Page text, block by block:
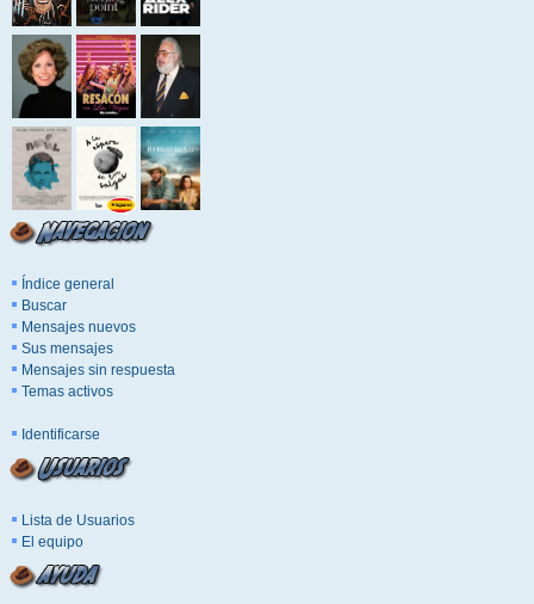
Índice general
Buscar
Mensajes nuevos
Sus mensajes
Mensajes sin respuesta
Temas activos
Identificarse
Lista de Usuarios
El equipo